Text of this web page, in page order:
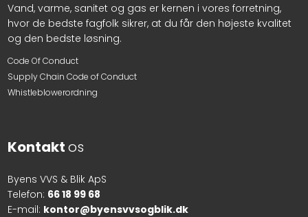
Vand, varme, sanitet og gas er kernen i vores forretning,
hvor de bedste fagfolk sikrer, at du får den højeste kvalitet
og den bedste løsning.
​Code O​f Conduct
Supply Chain Code of Conduct
Whistleblowerordning
Kontaktos
Byens VVS & Blik ApS
Telefon: 66 18 99 68
E-mail: kontor@byensvvsogblik.dk​